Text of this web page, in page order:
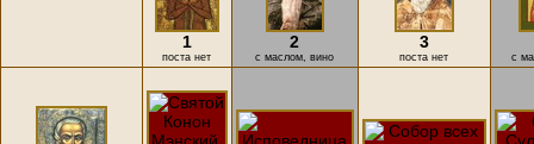
1
поста нет
2
с маслом, вино
3
поста нет с